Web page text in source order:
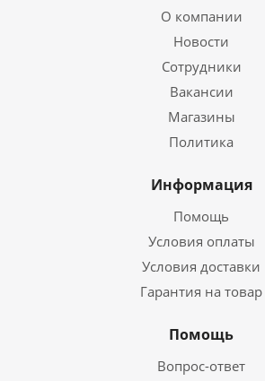
О компании
Новости
Сотрудники
Вакансии
Магазины
Политика
Информация
Помощь
Условия оплаты
Условия доставки
Гарантия на товар
Помощь
Вопрос-ответ